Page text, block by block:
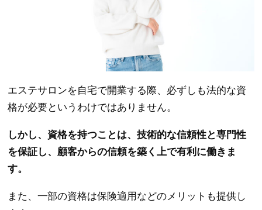
エステサロンを自宅で開業する際、必ずしも法的な資
格が必要というわけではありません。
しかし、資格を持つことは、技術的な信頼性と専門性
を保証し、顧客からの信頼を築く上で有利に働きま
す。
また、一部の資格は保険適用などのメリットも提供し